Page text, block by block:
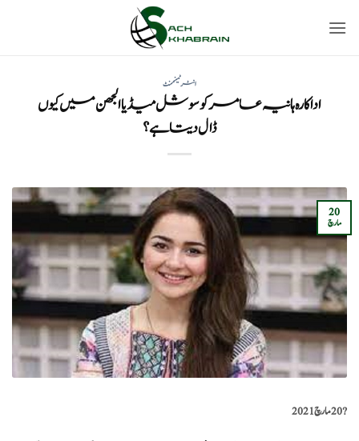
انٹرٹینمنٹ
اداکارہ ہانیہ عامر کو سوشل میڈیا الجھن میں کیوں
ڈال دیتا ہے؟
20
مارچ
?️20 مارچ 2021